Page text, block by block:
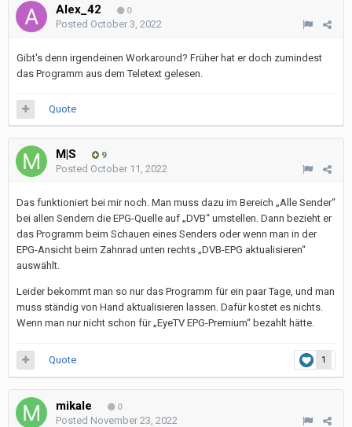
Alex_42 0
Posted October 3, 2022
Gibt's denn irgendeinen Workaround? Früher hat er doch zumindest
das Programm aus dem Teletext gelesen.
Quote
M|S 9
Posted October 11, 2022
Das funktioniert bei mir noch. Man muss dazu im Bereich „Alle Sender“
bei allen Sendern die EPG-Quelle auf „DVB“ umstellen. Dann bezieht er
das Programm beim Schauen eines Senders oder wenn man in der
EPG-Ansicht beim Zahnrad unten rechts „DVB-EPG aktualisieren“
auswählt.
Leider bekommt man so nur das Programm für ein paar Tage, und man
muss ständig von Hand aktualisieren lassen. Dafür kostet es nichts.
Wenn man nur nicht schon für „EyeTV EPG-Premium“ bezahlt hätte.
1
Quote
mikale 0
Posted November 23, 2022